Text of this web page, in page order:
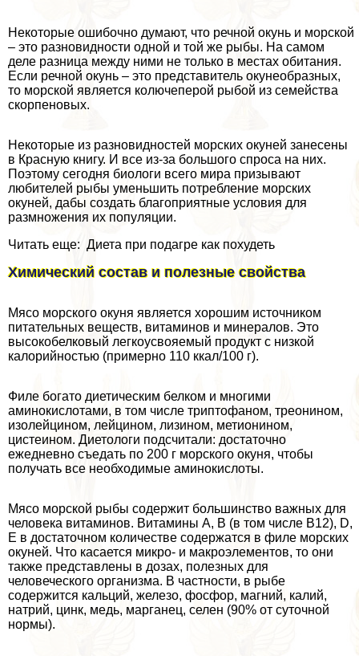
Некоторые ошибочно думают, что речной окунь и морской
– это разновидности одной и той же рыбы. На самом
деле разница между ними не только в местах обитания.
Если речной окунь – это представитель окунеобразных,
то морской является колючеперой рыбой из семейства
скорпеновых.
Некоторые из разновидностей морских окуней занесены
в Красную книгу. И все из-за большого спроса на них.
Поэтому сегодня биологи всего мира призывают
любителей рыбы уменьшить потрeбление морских
окуней, дабы создать благоприятные условия для
размножения их популяции.
Читать еще: Диета при подагре как похудеть
Химический состав и полезные свойства
Мясо морского окуня является хорошим источником
питательных веществ, витаминов и минералов. Это
высокобелковый легкоусвояемый продукт с низкой
калорийностью (примерно 110 ккал/100 г).
Филе богато диетическим белком и многими
аминокислотами, в том числе триптофаном, треонином,
изолейцином, лейцином, лизином, метионином,
цистеином. Диетологи подсчитали: достаточно
ежедневно съедать по 200 г морского окуня, чтобы
получать все необходимые аминокислоты.
Мясо морской рыбы содержит большинство важных для
человека витаминов. Витамины А, В (в том числе В12), D,
Е в достаточном количестве содержатся в филе морских
окуней. Что касается микро- и макроэлементов, то они
также представлены в дозах, полезных для
человеческого организма. В частности, в рыбе
содержится кальций, железо, фосфор, магний, калий,
натрий, цинк, медь, марганец, селен (90% от суточной
нормы).